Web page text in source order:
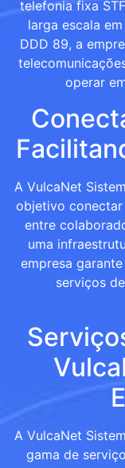
telefonia fixa
larga escala
DDD 89, a
operar
A VulcaNet
objetivo
entre
uma
empresa
serviços
A VulcaNet
gama de